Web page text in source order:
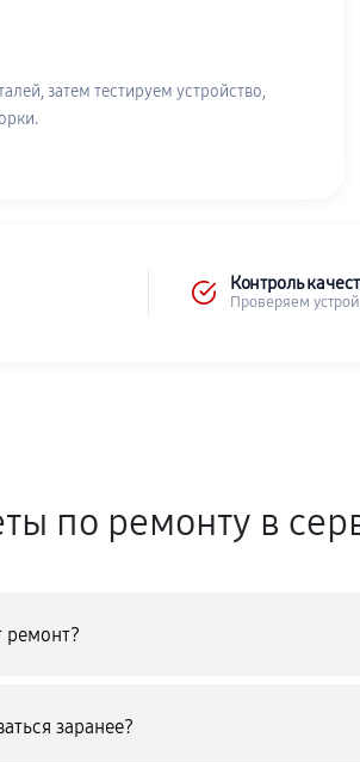
затем тестируем устройство,
Контроль
Проверяем
по ремонту в
ремонт?
заранее?